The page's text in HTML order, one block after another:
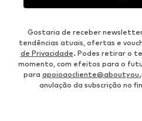
Gostaria de receber
tendências atuais, ofertas e
de Privacidade. Podes retirar o
momento, com efeitos para o
para
anulação da subscrição no